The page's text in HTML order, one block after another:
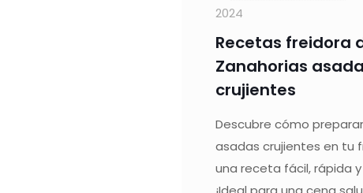
2024
Recetas freidora
Zanahorias
crujientes
Descubre cómo
asadas crujientes en tu
una receta fácil, rápida